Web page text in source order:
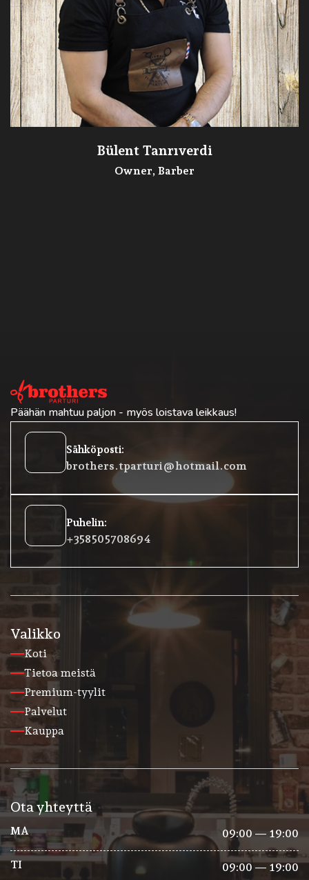
Bülent Tanrıverdi
Owner, Barber
Päähän mahtuu paljon - myös loistava leikkaus!
Sähköposti:
brothers.tparturi@hotmail.com
Puhelin:
+358 50 5708694
Valikko
Koti
Tietoa meistä
Premium-tyylit
Palvelut
Kauppa
Ota yhteyttä
MA 09:00 — 19:00
TI 09:00 — 19:00